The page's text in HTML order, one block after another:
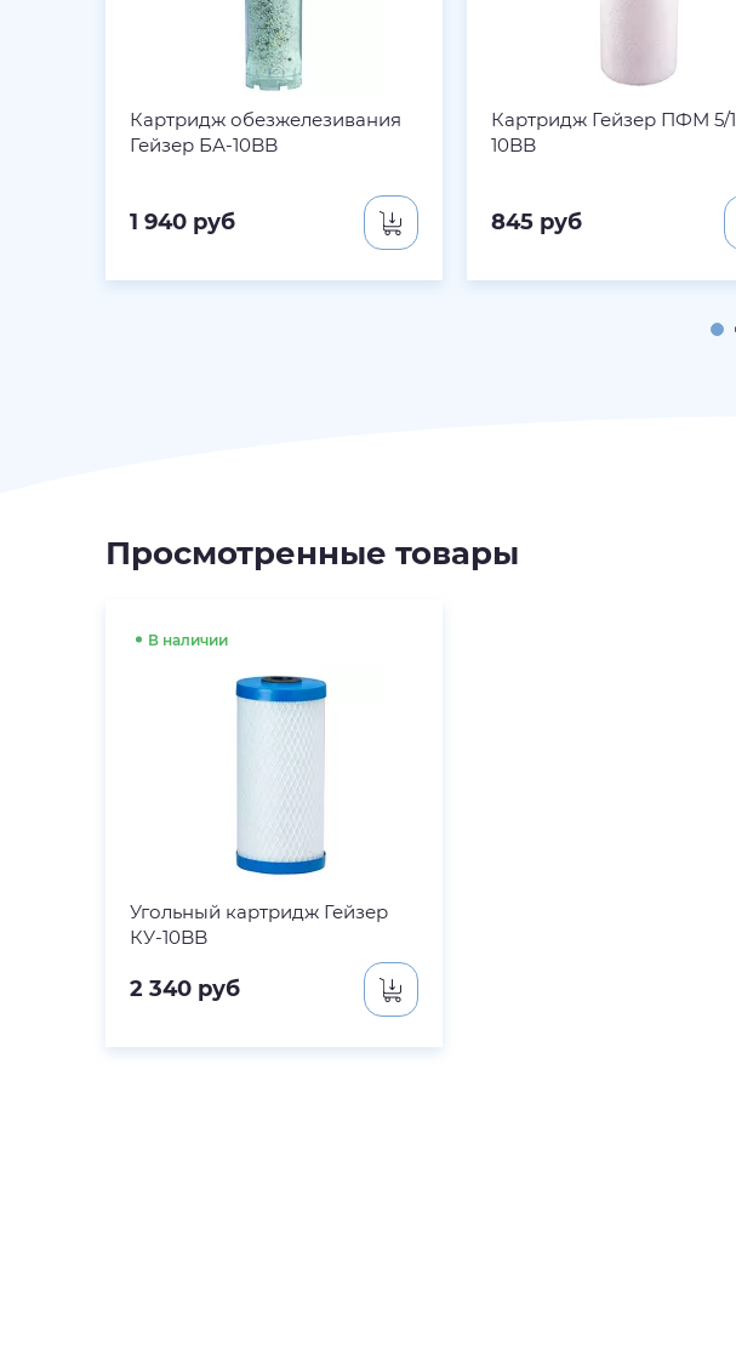
Картридж обезжелезивания
Гейзер БА-10BB
1 940 руб
Картридж Гейзер ПФМ 5/1
10BB
845руб
Просмотренные товары
В наличии
Угольный картридж Гейзер
КУ-10BB
2 340 руб